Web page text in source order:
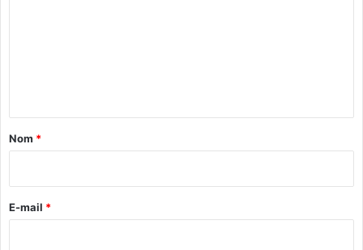
a
e
Nom *
E-mail *